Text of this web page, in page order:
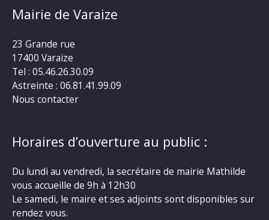
Mairie de Varaize
23 Grande rue
17400 Varaize
Tel : 05.46.26.30.09
Astreinte : 06.81.41.99.09
Nous contacter
Horaires d’ouverture au public :
Du lundi au vendredi, la secrétaire de mairie Mathilde
vous accueille de 9h à 12h30
Le samedi, le maire et ses adjoints sont disponibles sur
rendez vous.